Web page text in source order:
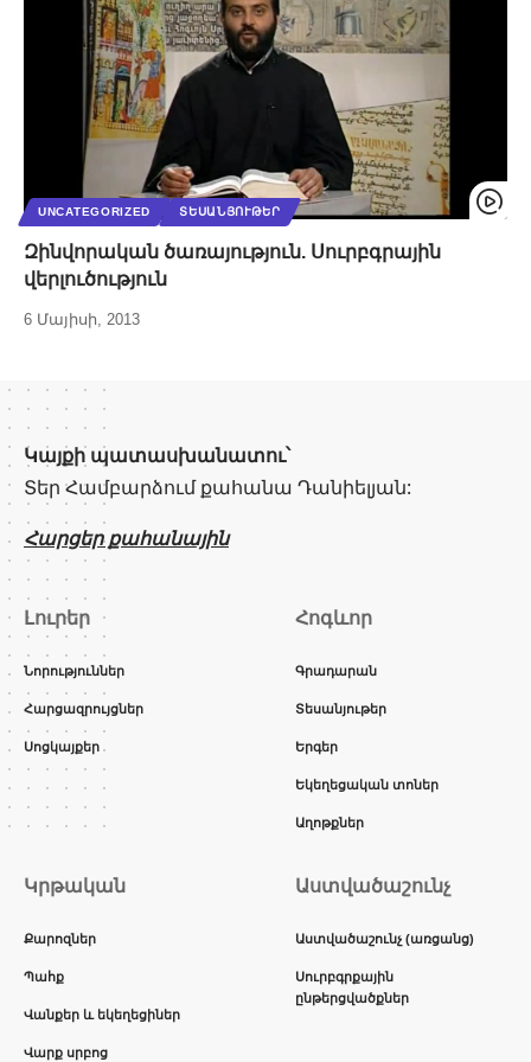
UNCATEGORIZED ՏԵՍԱՆՅՈՒԹԵՐ
Զինվորական ծառայություն. Սուրբգրային
վերլուծություն
6 Մայիսի, 2013
Կայքի պատասխանատու՝
Տեր Համբարձում քահանա Դանիելյան:
Հարցեր քահանային
Լուրեր
Նորություններ
Հարցազրույցներ
Սոցկայքեր
Հոգևոր
Գրադարան
Տեսանյութեր
Երգեր
Եկեղեցական տոներ
Աղոթքներ
Կրթական
Քարոզներ
Պահք
Վանքեր և եկեղեցիներ
Վարք սրբոց
Աստվածաշունչ
Աստվածաշունչ (առցանց)
Սուրբգրքային
ընթերցվածքներ